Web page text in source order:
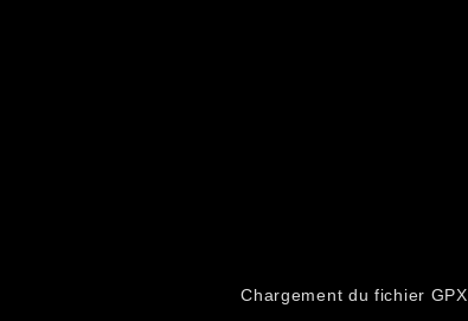
Chargement du fichier GPX